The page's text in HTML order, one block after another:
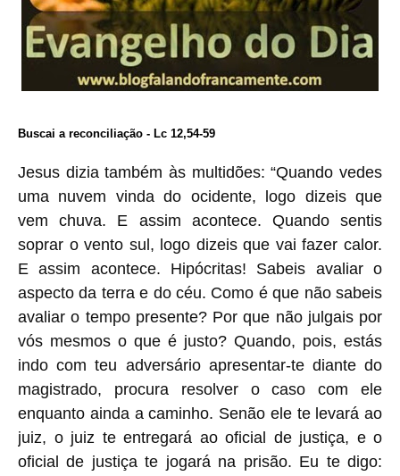
Buscai a reconciliação - Lc 12,54-59
Jesus dizia também às multidões: “Quando vedes
uma nuvem vinda do ocidente, logo dizeis que
vem chuva. E assim acontece. Quando sentis
soprar o vento sul, logo dizeis que vai fazer calor.
E assim acontece. Hipócritas! Sabeis avaliar o
aspecto da terra e do céu. Como é que não sabeis
avaliar o tempo presente? Por que não julgais por
vós mesmos o que é justo? Quando, pois, estás
indo com teu adversário apresentar-te diante do
magistrado, procura resolver o caso com ele
enquanto ainda a caminho. Senão ele te levará ao
juiz, o juiz te entregará ao oficial de justiça, e o
oficial de justiça te jogará na prisão. Eu te digo: